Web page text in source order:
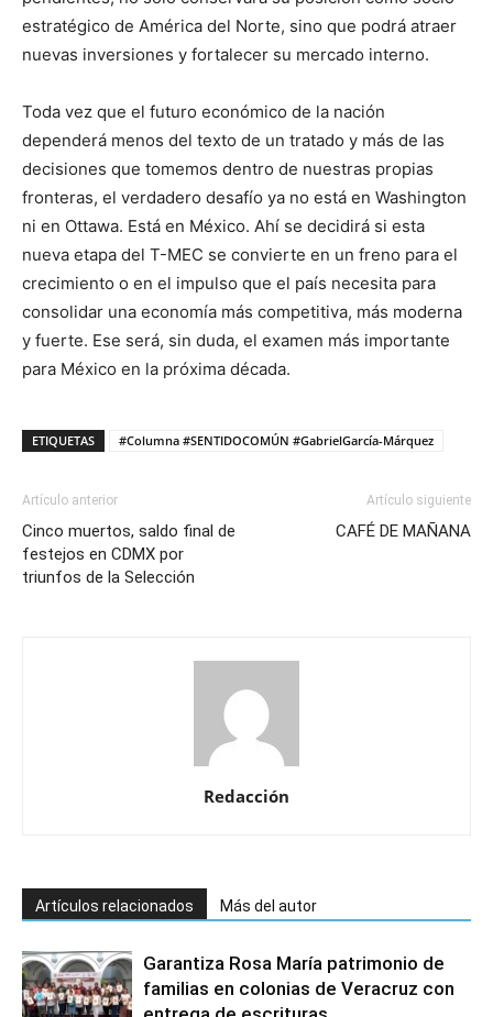
estratégico de América del Norte, sino que podrá atraer
nuevas inversiones y fortalecer su mercado interno.
Toda vez que el futuro económico de la nación
dependerá menos del texto de un tratado y más de las
decisiones que tomemos dentro de nuestras propias
fronteras, el verdadero desafío ya no está en Washington
ni en Ottawa. Está en México. Ahí se decidirá si esta
nueva etapa del T-MEC se convierte en un freno para el
crecimiento o en el impulso que el país necesita para
consolidar una economía más competitiva, más moderna
y fuerte. Ese será, sin duda, el examen más importante
para México en la próxima década.
ETIQUETAS #Columna #SENTIDOCOMÚN #GabrielGarcía-Márquez
Artículo anterior
Cinco muertos, saldo final de
festejos en CDMX por
triunfos de la Selección
Artículo siguiente
CAFÉ DE MAÑANA
Redacción
Artículos relacionados Más del autor
Garantiza Rosa María patrimonio de
familias en colonias de Veracruz con